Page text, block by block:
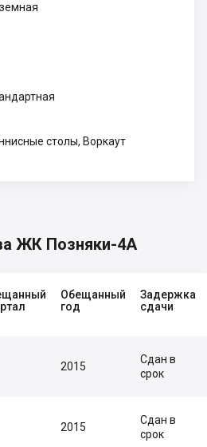
столы, Воркаут
ЖК Позняки-4А
Обещанный
год
Задержка
сдачи
2015
Сдан в
срок
2015
Сдан в
срок